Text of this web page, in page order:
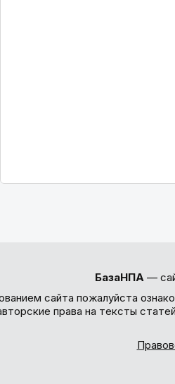
БазаНПА—
сайта пожалуйста
права на тексты